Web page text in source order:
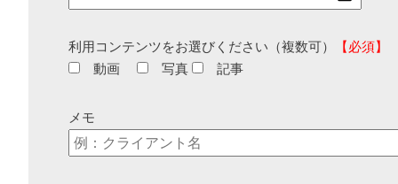
利用コンテンツをお選びください（複数可）
【必須】
動画
写真 記事
メモ